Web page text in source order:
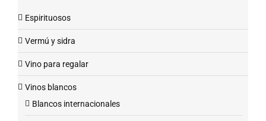
Espirituosos
Vermú y sidra
Vino para regalar
Vinos blancos
Blancos internacionales